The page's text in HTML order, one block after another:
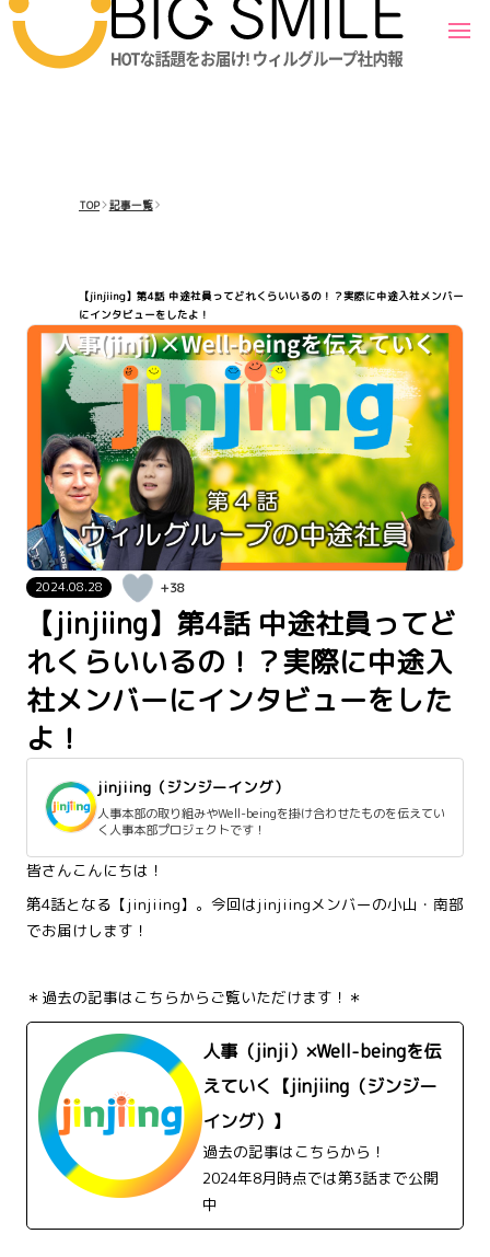
TOP 記事一覧
【jinjiing】第4話 中途社員ってどれくらいいるの！？実際に中途入社メンバー
にインタビューをしたよ！
2024.08.28 +38
【jinjiing】第4話 中途社員ってど
れくらいいるの！？実際に中途入
社メンバーにインタビューをした
よ！
jinjiing（ジンジーイング）
人事本部の取り組みやWell-beingを掛け合わせたものを伝えてい
く人事本部プロジェクトです！
皆さんこんにちは！
第4話となる【jinjiing】。今回はjinjiingメンバーの小山・南部
でお届けします！
＊過去の記事はこちらからご覧いただけます！＊
人事（jinji）×Well-beingを伝
えていく【jinjiing（ジンジー
イング）】
過去の記事はこちらから！
2024年8月時点では第3話まで公開
中